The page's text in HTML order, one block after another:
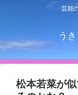
芸能
う
松本若菜が